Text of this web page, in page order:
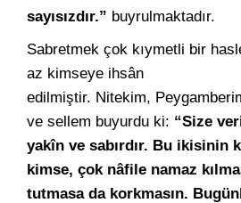
sayısızdır.” buyrulmaktadır.
Sabretmek çok kıymetli bir
az kimseye ihsân
edilmiştir. Nitekim,
ve sellem buyurdu ki: “Size
yakîn ve sabırdır. Bu ikisinin
kimse, çok nâfile namaz
tutmasa da korkmasın.